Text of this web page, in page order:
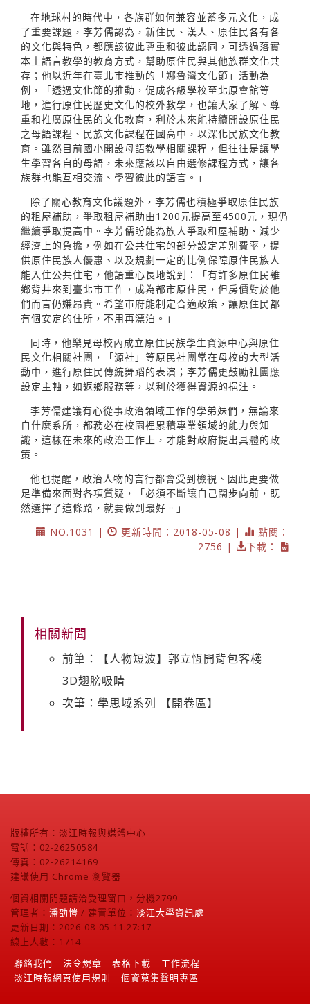
在地球村的時代中，各族群如何兼容並蓄多元文化，成
了重要課題，李芳儒認為，新住民、漢人、原住民各有各
的文化與特色，都應該彼此尊重和彼此認同，可透過落實
本土語言教學的教育方式，幫助原住民與其他族群文化共
存；他以近年在臺北市推動的「娜魯灣文化節」活動為
例，「透過文化節的推動，促成各級學校至北原會館等
地，進行原住民歷史文化的校外教學，也讓大家了解、尊
重和推廣原住民的文化教育，利於未來能持續開設原住民
之母語課程、民族文化課程在國高中，以深化民族文化教
育。雖然目前國小開設母語教學相關課程，但往往是讓學
生學習各自的母語，未來應該以自由選修課程方式，讓各
族群也能互相交流、學習彼此的語言。」
除了關心教育文化議題外，李芳儒也積極爭取原住民族
的租屋補助，爭取租屋補助由1200元提高至4500元，現仍
繼續爭取提高中。李芳儒盼能為族人爭取租屋補助、減少
經濟上的負擔，例如在公共住宅的部分設定差別費率，提
供原住民族人優惠、以及規劃一定的比例保障原住民族人
能入住公共住宅，他語重心長地說到：「有許多原住民離
鄉背井來到臺北市工作，成為都市原住民，但房價對於他
們而言仍嫌昂貴。希望市府能制定合適政策，讓原住民都
有個安定的住所，不用再漂泊。」
同時，他樂見母校內成立原住民族學生資源中心與原住
民文化相關社團，「源社」等原民社團常在母校的大型活
動中，進行原住民傳統舞蹈的表演；李芳儒更鼓勵社團應
設定主軸，如返鄉服務等，以利於獲得資源的挹注。
李芳儒建議有心從事政治領域工作的學弟妹們，無論來
自什麼系所，都務必在校園裡累積專業領域的能力與知
識，這樣在未來的政治工作上，才能對政府提出具體的政
策。
他也提醒，政治人物的言行都會受到檢視、因此更要做
足準備來面對各項質疑，「必須不斷讓自己闊步向前，既
然選擇了這條路，就要做到最好。」
NO.1031 |
更新時間：2018-05-08 |
點閱：
2756 |
下載：
相關新聞
前筆：【人物短波】郭立恆開背包客棧
3D翅膀吸睛
次筆：學思域系列 【開卷區】
版權所有：淡江時報與媒體中心
電話：02-26250584
傳真：02-26214169
建議使用 Chrome 瀏覽器
個資相關問題請洽受理窗口，分機2799
管理者： 潘劭愷 / 建置單位： 淡江大學資訊處
更新日期：2026-08-05 11:27:17
線上人數：1714
聯絡我們
法令規章 表格下載
工作流程
淡江時報網頁使用規則
個資蒐集聲明專區